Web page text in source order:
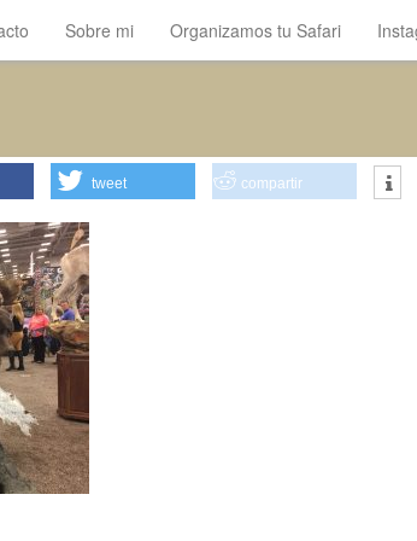
Sobre mi Organizamos tu Safari
tweet compartir